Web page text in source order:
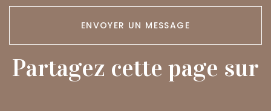
ENVOYER UN MESSAGE
Partagez cette page sur